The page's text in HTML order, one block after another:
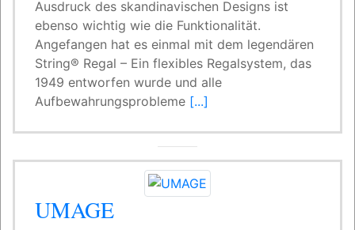
Ausdruck des skandinavischen Designs ist
ebenso wichtig wie die Funktionalität.
Angefangen hat es einmal mit dem legendären
String® Regal – Ein flexibles Regalsystem, das
1949 entworfen wurde und alle
Aufbewahrungsprobleme [...]
UMAGE